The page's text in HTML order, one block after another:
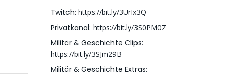
Twitch: https://bit.ly/3UrIx3Q
Privatkanal: https://bit.ly/3S0PM0Z
Militär & Geschichte Clips:
https://bit.ly/3SJm29B
Militär & Geschichte Extras: